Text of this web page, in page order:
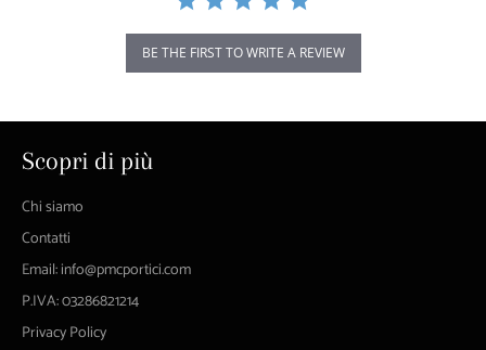
BE THE FIRST TO WRITE A REVIEW
Scopri di più
Chi siamo
Contatti
Email: info@pmcportici.com
P.IVA: 03286821214
Privacy Policy